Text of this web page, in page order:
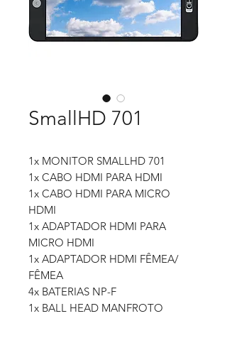
SmallHD 701
1x MONITOR SMALLHD 701
1x CABO HDMI PARA HDMI
1x CABO HDMI PARA MICRO
HDMI
1x ADAPTADOR HDMI PARA
MICRO HDMI
1x ADAPTADOR HDMI FÊMEA/
FÊMEA
4x BATERIAS NP-F
1x BALL HEAD MANFROTO